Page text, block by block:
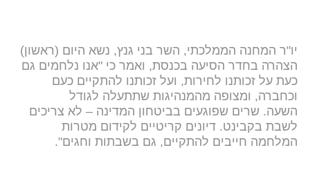
יו"ר המחנה הממלכתי, השר בני גנץ, נשא היום (ראשון)
הצהרה בחדר הסיעה בכנסת, ואמר כי "אנו נלחמים גם
כעת על זכותנו לחירות, ועל זכותנו להתקיים כעם
וכחברה, ומצופה מהמנהיגות שתתעלה לגודל
השעה. שרים שפוגעים בביטחון המדינה – לא צריכים
לשבת בקבינט. דיונים קריטיים לקידום מטרות
המלחמה חייבים להתקיים, גם בשבתות וחגים".